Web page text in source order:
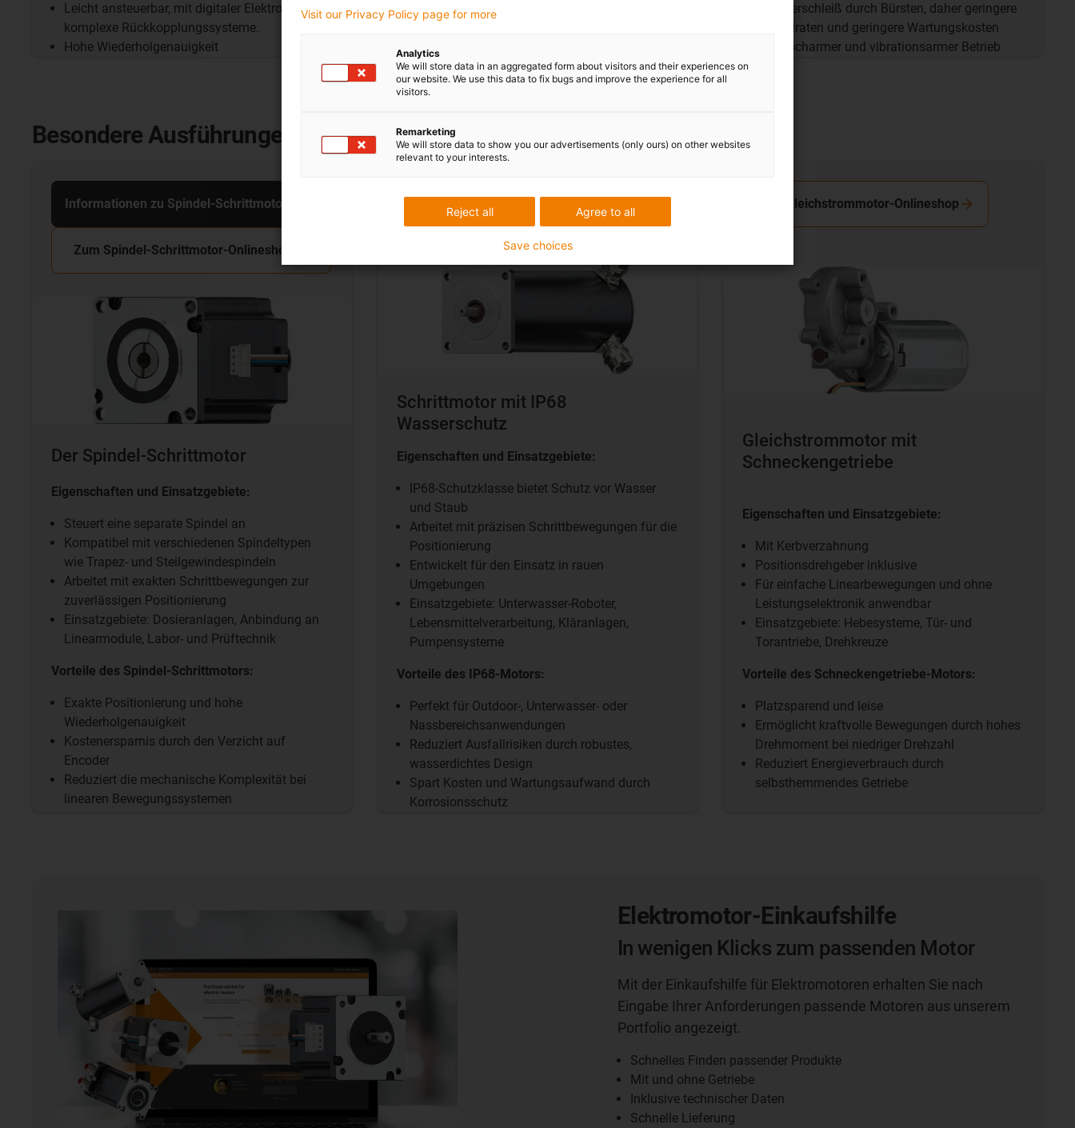
Leicht ansteuerbar, mit digitaler Elektronik, ohne
komplexe Rückkopplungssysteme.
Hohe Wiederholgenauigkeit
Vielseitig einsetzbar
Betrieb (häufige An/Aus-Zyklen)
Kein Verschleiß durch Bürsten, daher geringere
Ausfallraten und geringere Wartungskosten
Geräuscharmer und vibrationsarmer Betrieb
Besondere Ausführungen:
Der Spindel-Schrittmotor
Eigenschaften und Einsatzgebiete:
Steuert eine separate Spindel an
Kompatibel mit verschiedenen Spindeltypen
wie Trapez- und Steilgewindespindeln
Arbeitet mit exakten Schrittbewegungen zur
zuverlässigen Positionierung
Einsatzgebiete: Dosieranlagen, Anbindung an
Linearmodule, Labor- und Prüftechnik
Vorteile des Spindel-Schrittmotors:
Exakte Positionierung und hohe
Wiederholgenauigkeit
Kostenersparnis durch den Verzicht auf
Encoder
Reduziert die mechanische Komplexität bei
linearen Bewegungssystemen
Informationen zu Spindel-Schrittmotoren
Zum Spindel-Schrittmotor-Onlineshop
Schrittmotor mit IP68
Wasserschutz
Eigenschaften und Einsatzgebiete:
IP68-Schutzklasse bietet Schutz vor Wasser
und Staub
Arbeitet mit präzisen Schrittbewegungen für die
Positionierung
Entwickelt für den Einsatz in rauen
Umgebungen
Einsatzgebiete: Unterwasser-Roboter,
Lebensmittelverarbeitung, Kläranlagen,
Pumpensysteme
Vorteile des IP68-Motors:
Perfekt für Outdoor-, Unterwasser- oder
Nassbereichsanwendungen
Reduziert Ausfallrisiken durch robustes,
wasserdichtes Design
Spart Kosten und Wartungsaufwand durch
Korrosionsschutz
Zum Schrittmotor-Onlineshop
Gleichstrommotor mit
Schneckengetriebe
Eigenschaften und Einsatzgebiete:
Mit Kerbverzahnung
Positionsdrehgeber inklusive
Für einfache Linearbewegungen und ohne
Leistungselektronik anwendbar
Einsatzgebiete: Hebesysteme, Tür- und
Torantriebe, Drehkreuze
Vorteile des Schneckengetriebe-Motors:
Platzsparend und leise
Ermöglicht kraftvolle Bewegungen durch hohes
Drehmoment bei niedriger Drehzahl
Reduziert Energieverbrauch durch
selbsthemmendes Getriebe
Zum Gleichstrommotor-Onlineshop
Elektromotor-Einkaufshilfe
In wenigen Klicks zum passenden Motor
Mit der Einkaufshilfe für Elektromotoren erhalten Sie nach
Eingabe Ihrer Anforderungen passende Motoren aus unserem
Portfolio angezeigt.
Schnelles Finden passender Produkte
Mit und ohne Getriebe
Inklusive technischer Daten
Schnelle Lieferung
Visit our Privacy Policy page for more
Analytics
We will store data in an aggregated form about visitors and their experiences on
our website. We use this data to fix bugs and improve the experience for all
visitors.
Remarketing
We will store data to show you our advertisements (only ours) on other websites
relevant to your interests.
Agree to all
Reject all
Save choices